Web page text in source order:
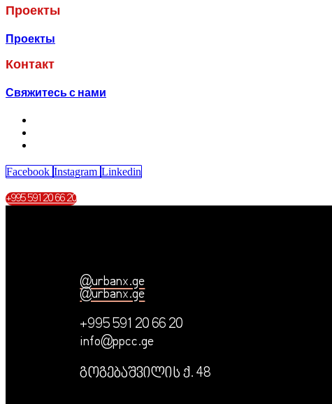
Проекты
Проекты
Контакт
Свяжитесь с нами
Facebook Instagram Linkedin
+995 591 20 66 20
@urbanx.ge
@urbanx.ge
+995 591 20 66 20
info@ppcc.ge
გოგებაშვილის ქ. 48